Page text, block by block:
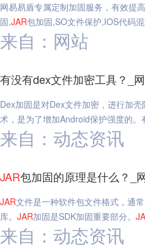
网易易盾专属定制加固服务，有效提
固,JAR包加固,SO文件保护,IOS代码
来自：网站
有没有dex文件加密工具？_
Dex加固是对Dex文件加密，进行加壳
术，是为了增加Android保护强度的。
来自：动态资讯
JAR包加固的原理是什么？_
JAR文件是一种软件包文件格式，通
库。 JAR加固是SDK加固重要部分。
来自：动态资讯